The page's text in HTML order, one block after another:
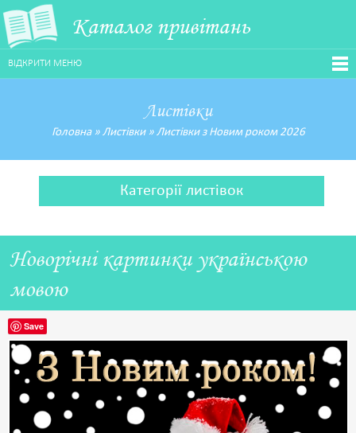
Каталог привітань
ВІДКРИТИ МЕНЮ
Листівки
Головна» Листівки» Листівки з Новим роком 2026
Категорії листівок
Новорічні картинки українською
мовою
Save